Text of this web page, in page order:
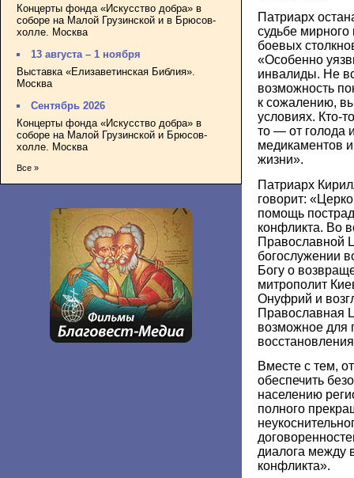
Концерты фонда «Искусство добра» в
соборе на Малой Грузинской и в Брюсов-
холле. Москва
13 августа – 1 ноября
Выставка «Елизаветинская Библия».
Москва
Сентябрь 2026
Концерты фонда «Искусство добра» в
соборе на Малой Грузинской и Брюсов-
холле. Москва
Все »
Патриарх
судьбе
боевых
«Особенно
инвалиды. Не
возможность
к сожалению,
условиях. Кто-
то — от голода
медикаментов
жизни».
Патриарх
говорит:
помощь
конфликта. Во
Православной
богослужении
Богу о
митрополит
Онуфрий и
Православная
возможное для
Вместе с тем,
обеспечить
населению
полного
диалога между
конфликта».